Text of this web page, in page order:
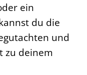
ein
du die
und
zu deinem